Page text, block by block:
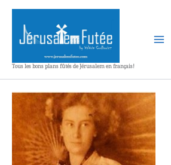
Aller
contenu
Tous les bons plans fûtés de Jérusalem en français!